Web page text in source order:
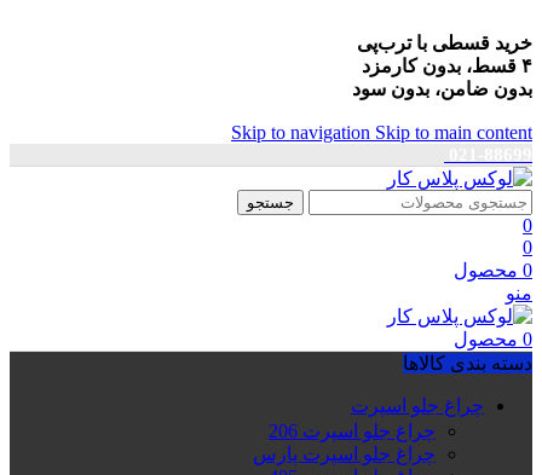
خرید قسطی با ترب‌پی
۴ قسط، بدون کارمزد
بدون ضامن، بدون سود
Skip to navigation Skip to main content
جستجو
0
0
0 محصول
منو
0 محصول
دسته بندی کالاها
چراغ جلو اسپرت
چراغ جلو اسپرت 206
چراغ جلو اسپرت پارس